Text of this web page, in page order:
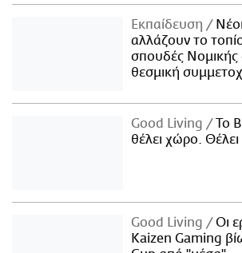
Εκπαίδευση
αλλάζουν το
σπουδές
θεσμική
Good Living
Το
θέλει χώρο.
Good Living
Οι
Kaizen Gaming